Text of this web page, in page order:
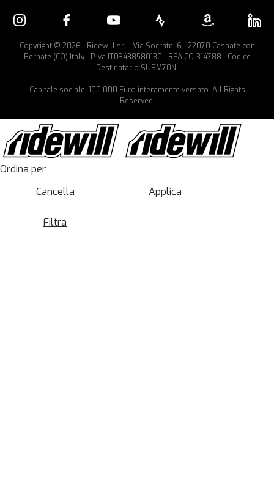
Copyright © 2026 - Ridewill srl - Via Socrate, 6 - 22070 Casnate con
Bernate (CO) Italy - P.iva IT03438580130 - REA CO-314788 - Codice
Destinatario SUBM70N.
Capitale sociale: 100.000 Euro interamente versato. All Rights
Reserved.
Ordina per
Cancella
Applica
Filtra